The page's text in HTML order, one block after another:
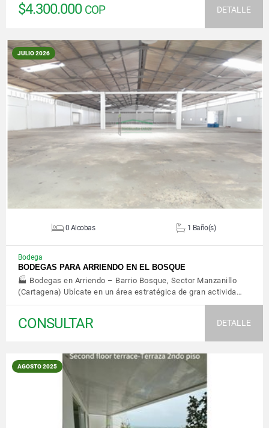
$4.300.000 COP DETALLE
JULIO 2026
VER DETALLES
0 Alcobas 1 Baño(s)
Bodega
BODEGAS PARA ARRIENDO EN EL BOSQUE
🏭 Bodegas en Arriendo – Barrio Bosque, Sector Manzanillo
(Cartagena) Ubícate en un área estratégica de gran activida…
CONSULTAR DETALLE
AGOSTO 2025